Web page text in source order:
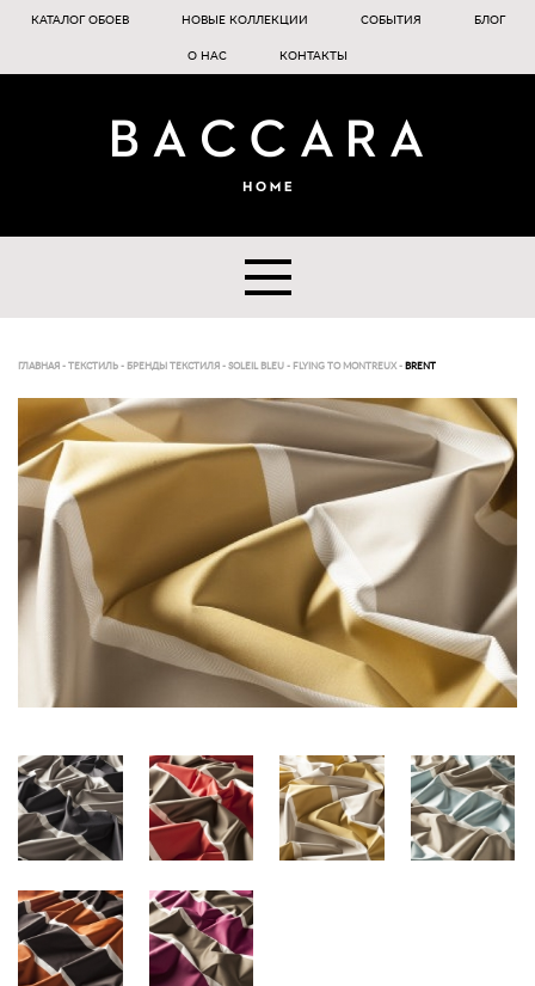
КАТАЛОГ ОБОЕВ НОВЫЕ КОЛЛЕКЦИИ СОБЫТИЯ БЛОГ
О НАС КОНТАКТЫ
ГЛАВНАЯ - ТЕКСТИЛЬ - БРЕНДЫ ТЕКСТИЛЯ - SOLEIL BLEU - FLYING TO MONTREUX- BRENT